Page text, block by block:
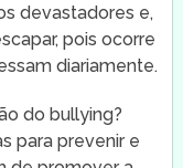
devastadores e,
pois ocorre
diariamente.
do bullying?
para prevenir e